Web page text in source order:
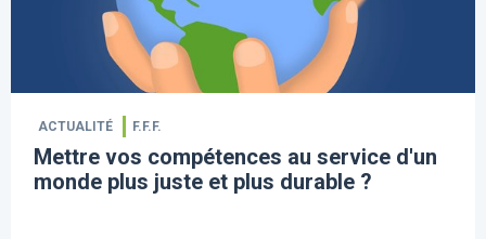
ACTUALITÉ F.F.F.
Mettre vos compétences au service d'un
monde plus juste et plus durable ?